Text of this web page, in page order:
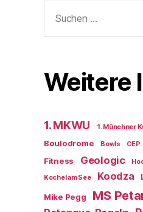
nach:
Weitere
1. MKWU 1. Münchner
Boulodrome Bowls CEP
Fitness Geologic
Kochel am See Koodza
Mike Pegg MS